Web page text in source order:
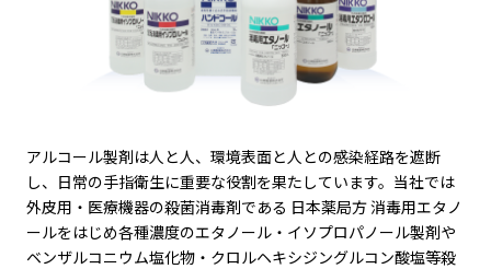
アルコール製剤は人と人、環境表面と人との感染経路を遮断
し、日常の手指衛生に重要な役割を果たしています。当社では
外皮用・医療機器の殺菌消毒剤である 日本薬局方 消毒用エタノ
ールをはじめ各種濃度のエタノール・イソプロパノール製剤や
ベンザルコニウム塩化物・クロルヘキシジングルコン酸塩等殺